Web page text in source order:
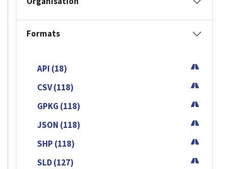
Formats
API (18)
CSV (118)
GPKG (118)
JSON (118)
SHP (118)
SLD (127)